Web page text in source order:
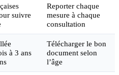
suivre
Reporter chaque
mesure à chaque
consultation
à 3 ans
Télécharger le bon
document selon
l’âge